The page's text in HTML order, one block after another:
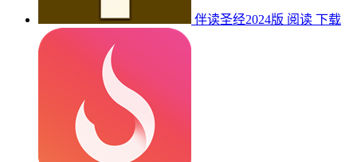
伴读圣经2024版 阅读 下载